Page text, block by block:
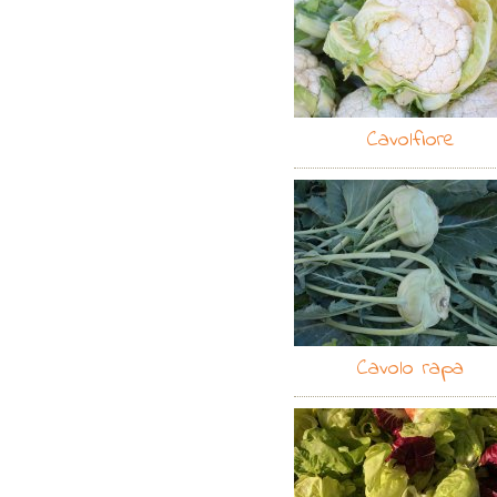
Cavolfiore
Cavolo rapa